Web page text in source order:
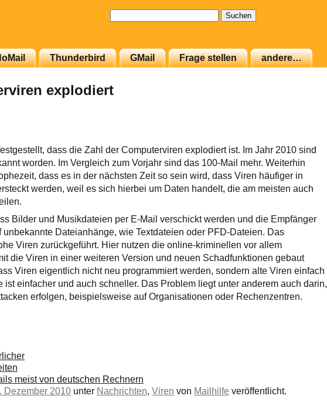
Thunderbird GMail Frage stellen andere…
explodiert
dass die Zahl der Computerviren explodiert ist. Im Jahr 2010 sind
worden. Im Vergleich zum Vorjahr sind das 100-Mail mehr. Weiterhin
dass es in der nächsten Zeit so sein wird, dass Viren häufiger in
werden, weil es sich hierbei um Daten handelt, die am meisten auch
Bilder und Musikdateien per E-Mail verschickt werden und die Empfänger
Dateianhänge, wie Textdateien oder PFD-Dateien. Das
Viren zurückgeführt. Hier nutzen die online-kriminellen vor allem
die Viren in einer weiteren Version und neuen Schadfunktionen gebaut
Viren eigentlich nicht neu programmiert werden, sondern alte Viren einfach
ist einfacher und auch schneller. Das Problem liegt unter anderem auch darin,
erfolgen, beispielsweise auf Organisationen oder Rechenzentren.
meist von deutschen Rechnern
Dezember 2010 unter Nachrichten,Viren von Mailhilfe veröffentlicht.